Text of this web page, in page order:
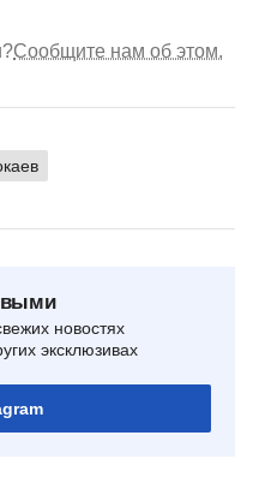
Сообщите нам об этом.
новостях
эксклюзивах